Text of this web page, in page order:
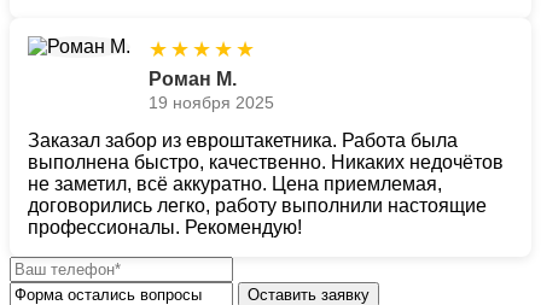
★ ★ ★ ★ ★
Роман М.
19 ноября 2025
Заказал забор из евроштакетника. Работа была
выполнена быстро, качественно. Никаких недочётов
не заметил, всё аккуратно. Цена приемлемая,
договорились легко, работу выполнили настоящие
профессионалы. Рекомендую!